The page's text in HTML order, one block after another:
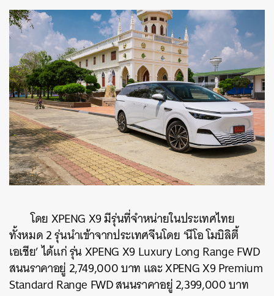
โดย XPENG X9 มีรุ่นที่จำหน่ายในประเทศไทย
ทั้งหมด 2 รุ่นนำเข้าจากประเทศจีนโดย ‘นีโอ โมบิลิตี้
เอเชีย’ ได้แก่ รุ่น XPENG X9 Luxury Long Range FWD
สนนราคาอยู่ 2,749,000 บาท และ XPENG X9 Premium
Standard Range FWD สนนราคาอยู่ 2,399,000 บาท